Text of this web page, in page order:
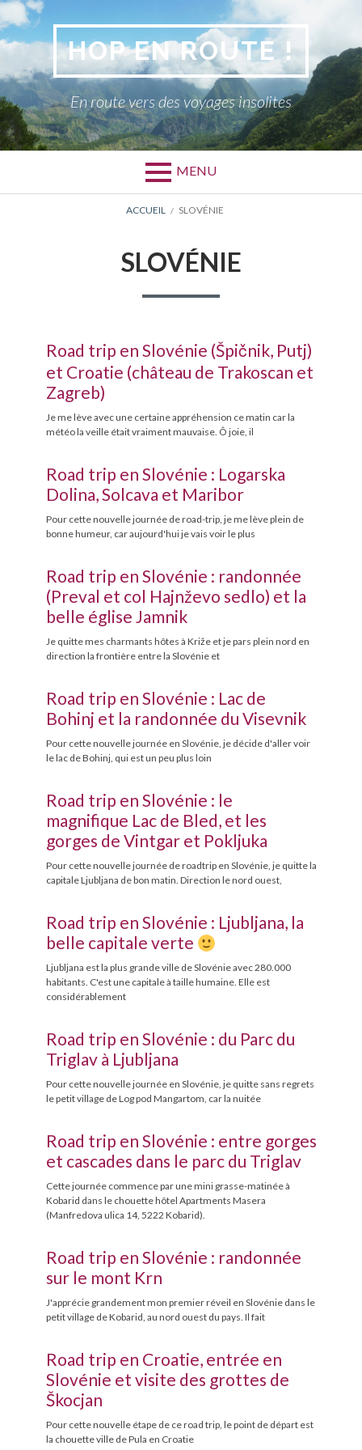
Aller
au
contenu
HOP EN ROUTE !
En route vers des voyages insolites
MENU
ACCUEIL SLOVÉNIE
SLOVÉNIE
Road trip en Slovénie (Špičnik, Putj)
et Croatie (château de Trakoscan et
Zagreb)
Je me lève avec une certaine appréhension ce matin car la
météo la veille était vraiment mauvaise. Ô joie, il
Road trip en Slovénie : Logarska
Dolina, Solcava et Maribor
Pour cette nouvelle journée de road-trip, je me lève plein de
bonne humeur, car aujourd'hui je vais voir le plus
Road trip en Slovénie : randonnée
(Preval et col Hajnževo sedlo) et la
belle église Jamnik
Je quitte mes charmants hôtes à Križe et je pars plein nord en
direction la frontière entre la Slovénie et
Road trip en Slovénie : Lac de
Bohinj et la randonnée du Visevnik
Pour cette nouvelle journée en Slovénie, je décide d'aller voir
le lac de Bohinj, qui est un peu plus loin
Road trip en Slovénie : le
magnifique Lac de Bled, et les
gorges de Vintgar et Pokljuka
Pour cette nouvelle journée de roadtrip en Slovénie, je quitte la
capitale Ljubljana de bon matin. Direction le nord ouest,
Road trip en Slovénie : Ljubljana, la
belle capitale verte
Ljubljana est la plus grande ville de Slovénie avec 280.000
habitants. C'est une capitale à taille humaine. Elle est
considérablement
Road trip en Slovénie : du Parc du
Triglav à Ljubljana
Pour cette nouvelle journée en Slovénie, je quitte sans regrets
le petit village de Log pod Mangartom, car la nuitée
Road trip en Slovénie : entre gorges
et cascades dans le parc du Triglav
Cette journée commence par une mini grasse-matinée à
Kobarid dans le chouette hôtel Apartments Masera
(Manfredova ulica 14, 5222 Kobarid).
Road trip en Slovénie : randonnée
sur le mont Krn
J'apprécie grandement mon premier réveil en Slovénie dans le
petit village de Kobarid, au nord ouest du pays. Il fait
Road trip en Croatie, entrée en
Slovénie et visite des grottes de
Škocjan
Pour cette nouvelle étape de ce road trip, le point de départ est
la chouette ville de Pula en Croatie